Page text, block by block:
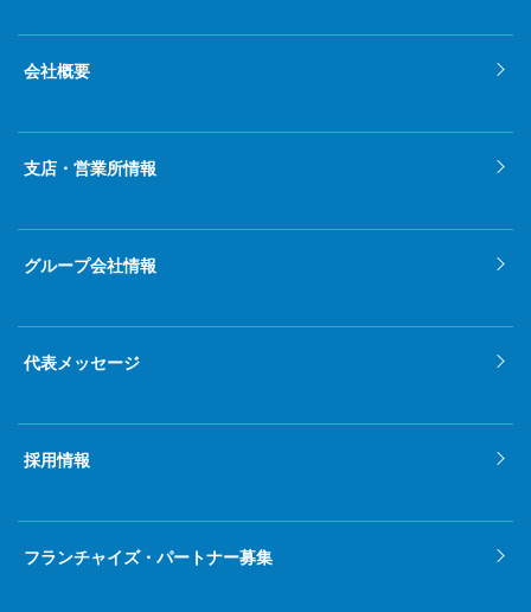
会社概要
支店・営業所情報
グループ会社情報
代表メッセージ
採用情報
フランチャイズ・パートナー募集